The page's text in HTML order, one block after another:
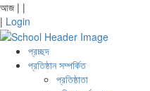
আজ | |
| Login
প্রচ্ছদ
প্রতিষ্ঠান সম্পর্কিত
প্রতিষ্ঠাতা